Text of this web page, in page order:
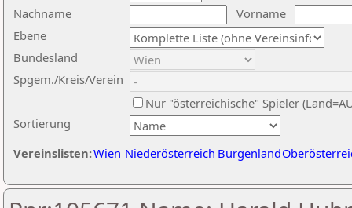
Nachname
Vorname
Ebene
Sortierung
Bundesland
Spgem./Kreis/Verein
Nur "österreichische" Spieler
Vereinslisten:Wien Niederösterreich Burgenland